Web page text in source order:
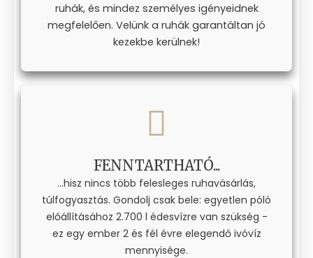
ruhák, és mindez személyes igényeidnek
megfelelően. Velünk a ruhák garantáltan jó
kezekbe kerülnek!
FENNTARTHATÓ...
...hisz nincs több felesleges ruhavásárlás,
túlfogyasztás. Gondolj csak bele: egyetlen póló
előállításához 2.700 l édesvízre van szükség -
ez egy ember 2 és fél évre elegendő ivóvíz
mennyisége.